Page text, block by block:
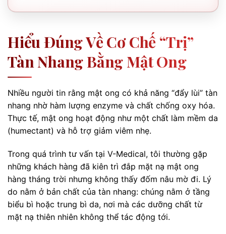
Hiểu Đúng Về Cơ Chế “trị”
Tàn Nhang Bằng Mật Ong
Nhiều người tin rằng mật ong có khả năng “đẩy lùi” tàn
nhang nhờ hàm lượng enzyme và chất chống oxy hóa.
Thực tế, mật ong hoạt động như một chất làm mềm da
(humectant) và hỗ trợ giảm viêm nhẹ.
Trong quá trình tư vấn tại V-Medical, tôi thường gặp
những khách hàng đã kiên trì đắp mặt nạ mật ong
hàng tháng trời nhưng không thấy đốm nâu mờ đi. Lý
do nằm ở bản chất của tàn nhang: chúng nằm ở tầng
biểu bì hoặc trung bì da, nơi mà các dưỡng chất từ
mặt nạ thiên nhiên không thể tác động tới.